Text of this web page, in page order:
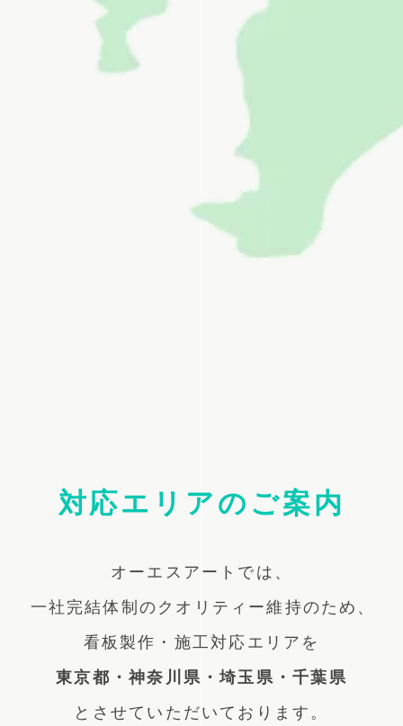
対応エリアのご案内
オーエスアートでは、
一社完結体制のクオリティー維持のため、
看板製作・施工対応エリアを
東京都・神奈川県・埼玉県・千葉県
とさせていただいております。